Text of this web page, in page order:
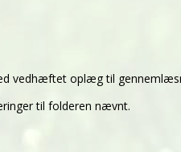
vedhæftet oplæg til
til folderen nævnt.